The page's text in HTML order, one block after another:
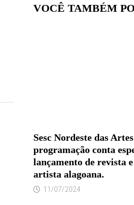
VOCÊ TAMBÉM
Sesc Nordeste das
programação conta
lançamento de revista
artista alagoana.
11/07/2024